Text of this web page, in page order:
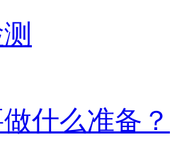
什么准备？